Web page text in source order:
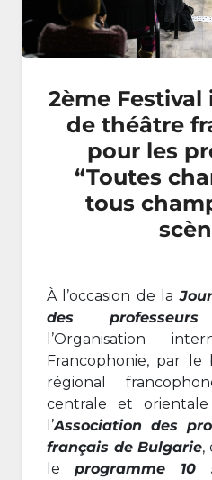
2ème
de théâtre
pour les
“Toutes
tous
À l’occasion de la
des
l’Organisation
Francophonie, par le
régional
centrale et
l’Association des
français de Bulgarie,
le programme